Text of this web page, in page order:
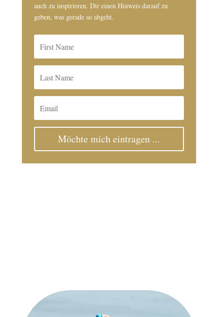
auch zu inspirieren. Dir einen Hinweis darauf zu
geben, was gerade so abgeht.
Möchte mich eintragen ...